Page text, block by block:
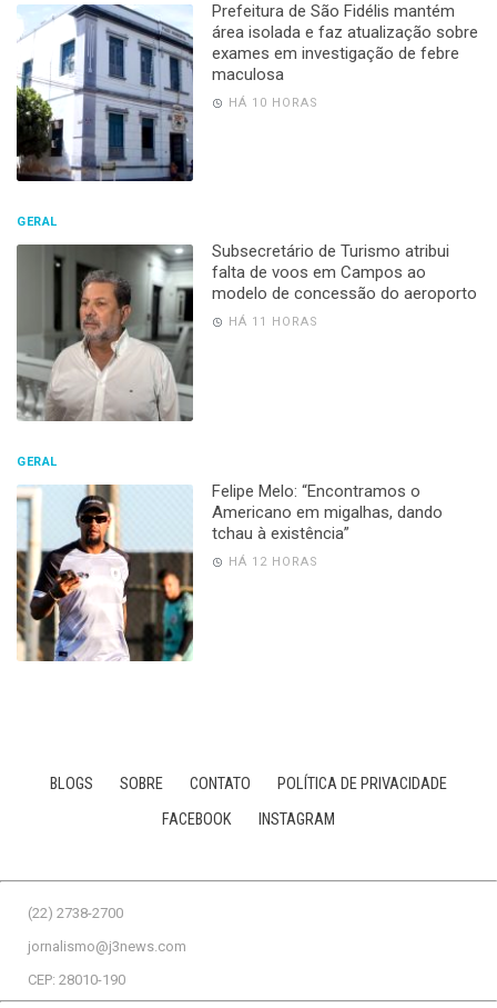
Prefeitura de São Fidélis mantém
área isolada e faz atualização sobre
exames em investigação de febre
maculosa
HÁ 10 HORAS
GERAL
Subsecretário de Turismo atribui
falta de voos em Campos ao
modelo de concessão do aeroporto
HÁ 11 HORAS
GERAL
Felipe Melo: “Encontramos o
Americano em migalhas, dando
tchau à existência”
HÁ 12 HORAS
BLOGS SOBRE CONTATO
POLÍTICA DE PRIVACIDADE
FACEBOOK
INSTAGRAM
(22) 2738-2700
jornalismo@j3news.com
CEP: 28010-190